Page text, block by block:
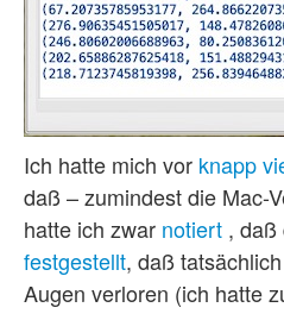
Ich hatte mich vor knapp
daß – zumindest die Mac-
hatte ich zwar notiert , daß
festgestellt, daß
Augen verloren (ich hatte